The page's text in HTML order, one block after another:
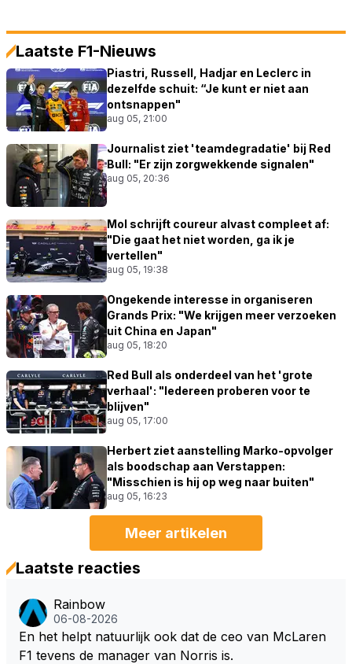
Laatste F1-Nieuws
Piastri, Russell, Hadjar en Leclerc in
dezelfde schuit: “Je kunt er niet aan
ontsnappen"
aug 05, 21:00
Journalist ziet 'teamdegradatie' bij Red
Bull: "Er zijn zorgwekkende signalen"
aug 05, 20:36
Mol schrijft coureur alvast compleet af:
"Die gaat het niet worden, ga ik je
vertellen"
aug 05, 19:38
Ongekende interesse in organiseren
Grands Prix: "We krijgen meer verzoeken
uit China en Japan"
aug 05, 18:20
Red Bull als onderdeel van het 'grote
verhaal': "Iedereen proberen voor te
blijven"
aug 05, 17:00
Herbert ziet aanstelling Marko-opvolger
als boodschap aan Verstappen:
"Misschien is hij op weg naar buiten"
aug 05, 16:23
Meer artikelen
Laatste reacties
Rainbow
06-08-2026
En het helpt natuurlijk ook dat de ceo van McLaren
F1 tevens de manager van Norris is.